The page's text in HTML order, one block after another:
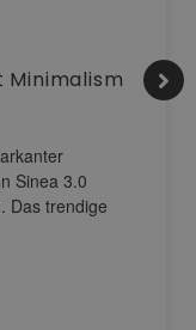
Minimalism
Sinea 3.0
Das trendige